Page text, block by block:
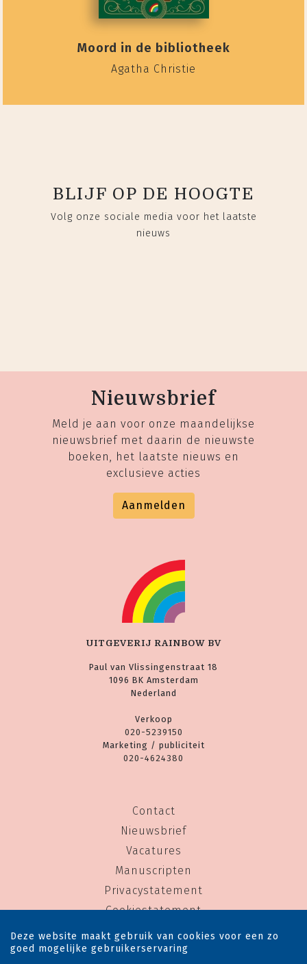
Moord in de bibliotheek
Agatha Christie
BLIJF OP DE HOOGTE
Volg onze sociale media voor het laatste
nieuws
Nieuwsbrief
Meld je aan voor onze maandelijkse
nieuwsbrief met daarin de nieuwste
boeken, het laatste nieuws en
exclusieve acties
Aanmelden
UITGEVERIJ RAINBOW BV
Paul van Vlissingenstraat 18
1096 BK Amsterdam
Nederland
Verkoop
020-5239150
Marketing / publiciteit
020-4624380
Contact
Nieuwsbrief
Vacatures
Manuscripten
Privacystatement
Cookiestatement
Cookie-instellingen
Deze website maakt gebruik van cookies voor een zo
goed mogelijke gebruikerservaring